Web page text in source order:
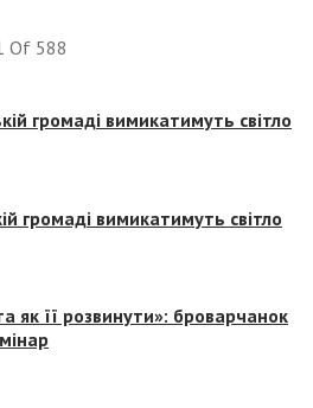
Of 588
громаді вимикатимуть світло
громаді вимикатимуть світло
як її розвинути»: броварчанок